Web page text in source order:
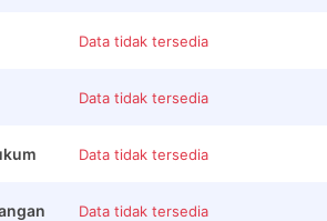
Data tidak tersedia
Data tidak tersedia
Data tidak tersedia
Data tidak tersedia